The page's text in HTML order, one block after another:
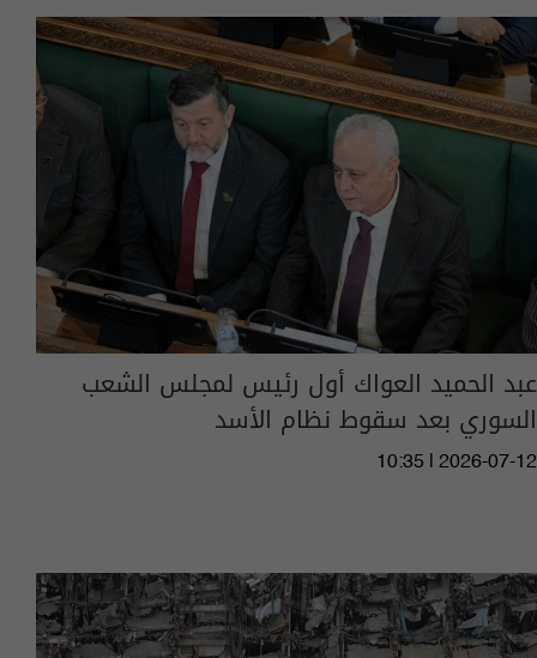
عبد الحميد العواك أول رئيس لمجلس الشعب
السوري بعد سقوط نظام الأسد
10:35 | 2026-07-12